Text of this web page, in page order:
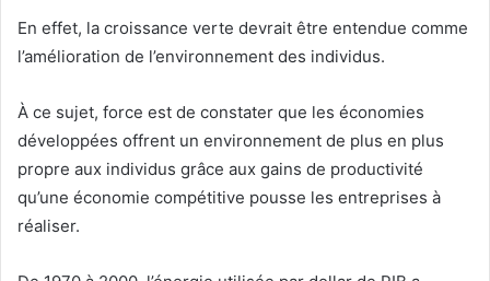
En effet, la croissance verte devrait être entendue comme
l’amélioration de l’environnement des individus.
À ce sujet, force est de constater que les économies
développées offrent un environnement de plus en plus
propre aux individus grâce aux gains de productivité
qu’une économie compétitive pousse les entreprises à
réaliser.